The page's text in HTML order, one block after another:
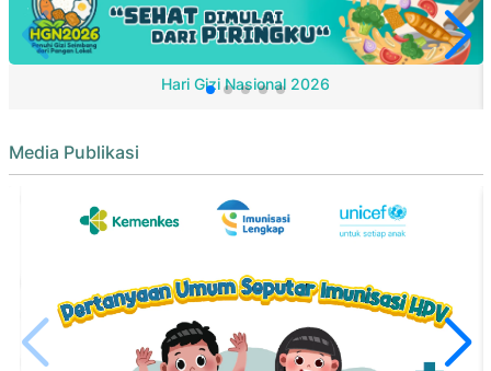
Hari Gizi Nasional 2026
Media Publikasi